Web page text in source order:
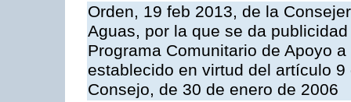
Orden, 19 feb 2013, de la
Aguas, por la que se da
Programa Comunitario de Apoyo
establecido en virtud del artículo
Consejo, de 30 de enero de 2006